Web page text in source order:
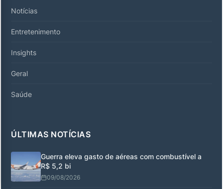
Notícias
Entretenimento
Insights
Geral
Saúde
ÚLTIMAS NOTÍCIAS
Guerra eleva gasto de aéreas com combustível a
R$ 5,2 bi
09/08/2026